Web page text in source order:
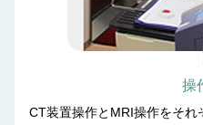
操
CT装置操作とMRI操作をそれ